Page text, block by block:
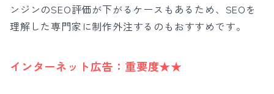
ンジンのSEO評価が下がるケースもあるため、SEOを
理解した専門家に制作外注するのもおすすめです。
インターネット広告： 重要度★★